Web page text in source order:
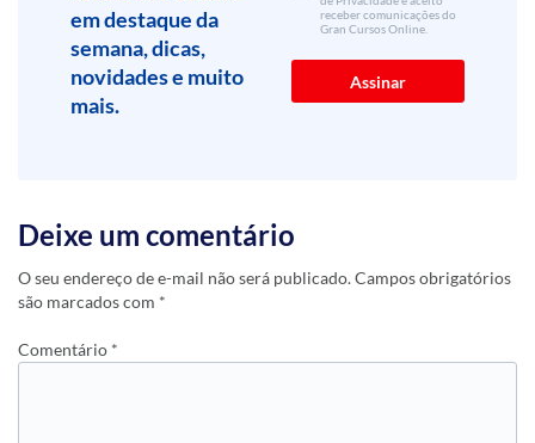
em destaque da
semana, dicas,
novidades e muito
mais.
receber comunicações do
Gran Cursos Online.
Deixe um comentário
O seu endereço de e-mail não será publicado.Campos obrigatórios
são marcados com *
Comentário *